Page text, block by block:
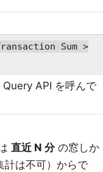
Sum >
API を呼んで
直近 N 分 の窓しか
計は不可）からで